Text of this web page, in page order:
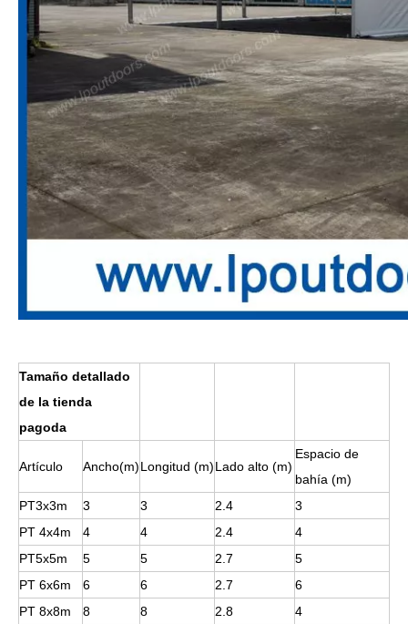
Tamaño detallado
de la tienda
pagoda
Artículo Ancho(m)Longitud (m)Lado alto (m)
Espacio de
bahía (m)
PT3x3m
3 3 2.4
3
PT 4x4m
4 4 2.4
4
PT5x5m
5 5 2.7
5
PT 6x6m
6 6 2.7
6
PT 8x8m
8 8 2.8
4